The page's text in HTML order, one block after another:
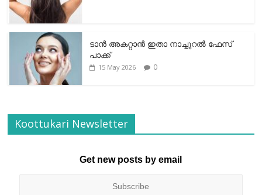
ടാന്‍ അകറ്റാന്‍ ഇതാ നാച്ചുറല്‍ ഫേസ്
പാക്ക്
15 May 2026 0
Koottukari Newsletter
Get new posts by email